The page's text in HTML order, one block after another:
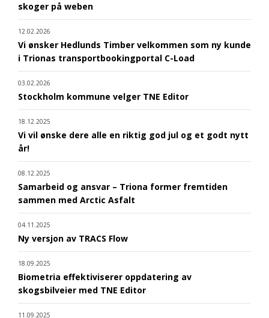
skoger på weben
12.02.2026
Vi ønsker Hedlunds Timber velkommen som ny kunde
i Trionas transportbookingportal C-Load
03.02.2026
Stockholm kommune velger TNE Editor
18.12.2025
Vi vil ønske dere alle en riktig god jul og et godt nytt
år!
08.12.2025
Samarbeid og ansvar – Triona former fremtiden
sammen med Arctic Asfalt
04.11.2025
Ny versjon av TRACS Flow
18.09.2025
Biometria effektiviserer oppdatering av
skogsbilveier med TNE Editor
11.09.2025